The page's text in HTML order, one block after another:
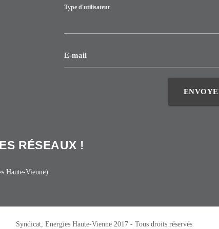
Type d'utilisateur
E-mail
RÉSEAUX !
Haute-Vienne)
Syndicat, Energies Haute-Vienne 2017 - Tous droits réservés